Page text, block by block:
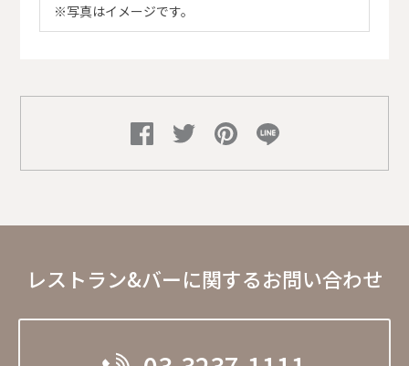
※写真はイメージです。
レストラン&バーに関するお問い合わせ